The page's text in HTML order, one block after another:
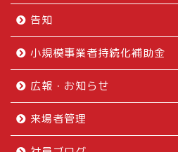
告知
小規模事業者持続化補助金
広報・お知らせ
来場者管理